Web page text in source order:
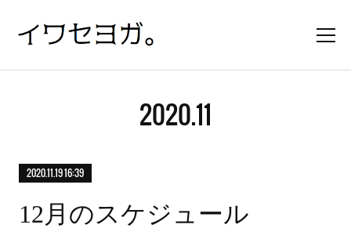
2020.11
2020.11.19 16:39
12月のスケジュール